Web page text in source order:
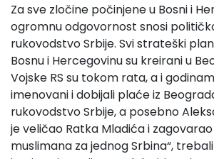
Za sve zločine počinjene u Bosni i
ogromnu odgovornost snosi
rukovodstvo Srbije. Svi strateški
Bosnu i Hercegovinu su kreirani u
Vojske RS su tokom rata, a i
imenovani i dobijali plaće iz
rukovodstvo Srbije, a posebno
je veličao Ratka Mladića i
muslimana za jednog Srbina“,